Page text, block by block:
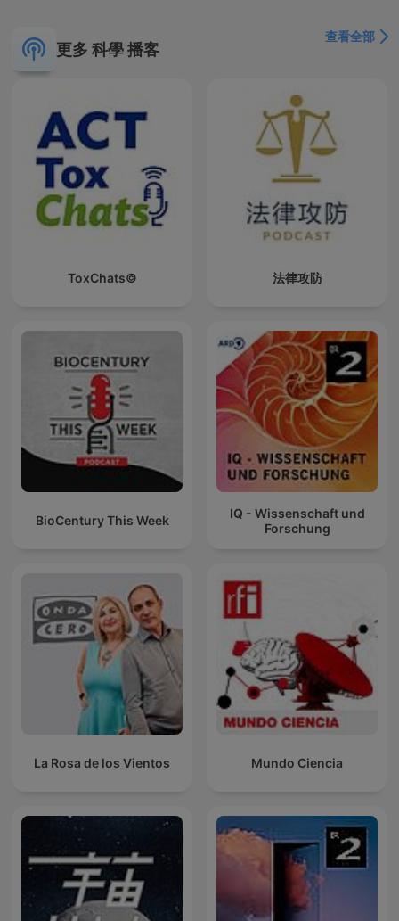
更多 科學 播客
查看全部
ToxChats© 法律攻防
BioCentury This Week
IQ - Wissenschaft und
Forschung
La Rosa de los Vientos Mundo Ciencia